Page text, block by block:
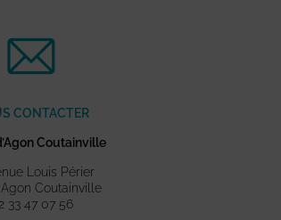
CONTACTER
Coutainville
Louis Périer
Coutainville
33 47 07 56